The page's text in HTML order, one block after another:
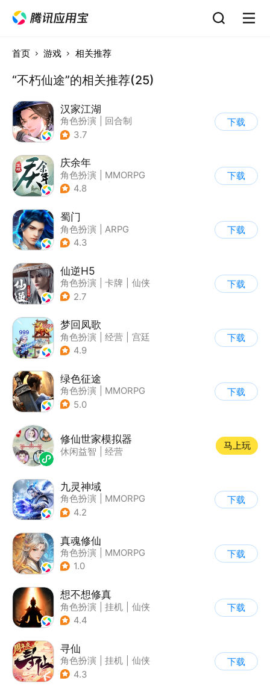
首页 游戏 相关推荐
“不朽仙途”的相关推荐(25)
汉家江湖
角色扮演
回合制
| 武侠
3.7
下载
庆余年
角色扮演
MMORPG
| 小说改编
4.8
下载
蜀门
角色扮演
ARPG
| 武侠
4.3
下载
仙逆H5
角色扮演 卡牌
仙侠
| 中国风
2.7
下载
梦回凤歌
角色扮演 经营
宫廷
| 女性向
4.9
下载
绿色征途
角色扮演
MMORPG
| 战争
5.0
下载
修仙世家模拟器
休闲益智 经营
马上玩
九灵神域
角色扮演
MMORPG
| 仙侠
4.2
下载
真魂修仙
角色扮演
MMORPG
| 仙侠
1.0
下载
想不想修真
角色扮演 挂机
仙侠
| 文字游戏
4.4
下载
寻仙
角色扮演 挂机
仙侠
| 寻仙
4.3
下载